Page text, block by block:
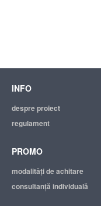
INFO
despre proiect
regulament
PROMO
modalităţi de achitare
consultanță individuală